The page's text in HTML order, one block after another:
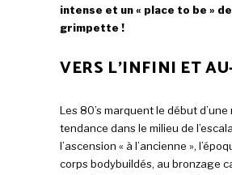
intense et un « place to be »
grimpette !
VERS L’INFINI ET
Les 80’s marquent le début d’une
tendance dans le milieu de
l’ascension « à l’ancienne »,
corps bodybuildés, au bronzage